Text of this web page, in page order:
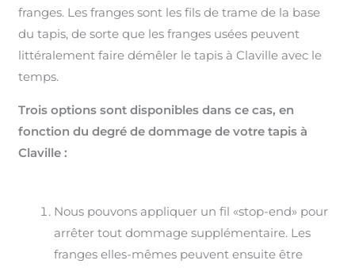
franges. Les franges sont les fils de trame de la base
du tapis, de sorte que les franges usées peuvent
littéralement faire démêler le tapis à Claville avec le
temps.
Trois options sont disponibles dans ce cas, en
fonction du degré de dommage de votre tapis à
Claville :
Nous pouvons appliquer un fil «stop-end» pour
arrêter tout dommage supplémentaire. Les
franges elles-mêmes peuvent ensuite être